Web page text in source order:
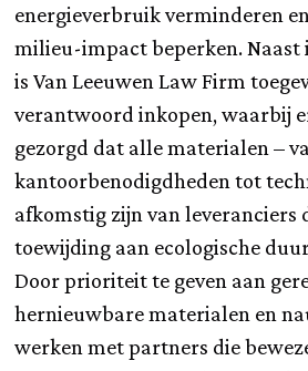
energieverbruik verminderen
milieu-impact beperken.
is Van Leeuwen Law Firm
verantwoord inkopen, waarbij
gezorgd dat alle materialen –
kantoorbenodigdheden tot
afkomstig zijn van leveranciers
toewijding aan ecologische
Door prioriteit te geven aan
hernieuwbare materialen en
werken met partners die